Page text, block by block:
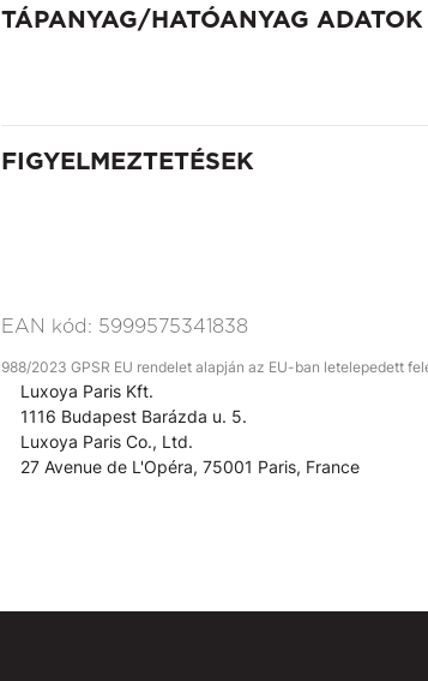
TÁPANYAG/HATÓANYAG ADATOK
FIGYELMEZTETÉSEK
EAN kód: 5999575341838
988/2023 GPSR EU rendelet alapján az EU-ban letelepedett
Luxoya Paris Kft.
1116 Budapest Barázda u. 5.
Luxoya Paris Co., Ltd.
27 Avenue de L'Opéra, 75001 Paris, France